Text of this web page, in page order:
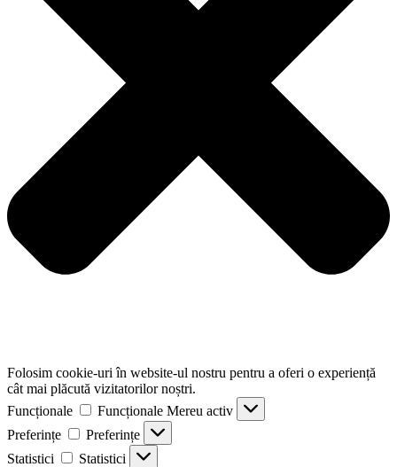
Folosim cookie-uri în website-ul nostru pentru a oferi o experiență
cât mai plăcută vizitatorilor noștri.
Funcționale
Funcționale Mereu activ
Preferințe
Preferințe
Statistici
Statistici